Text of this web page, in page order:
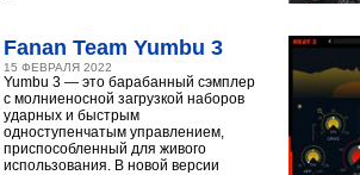
Fanan Team Yumbu 3
15 ФЕВРАЛЯ 2022
Yumbu 3 — это барабанный сэмплер
с молниеносной загрузкой наборов
ударных и быстрым
одноступенчатым управлением,
приспособленный для живого
использования. В новой версии